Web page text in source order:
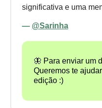
significativa e uma
— @Sarinha
🦋 Para enviar um
Queremos te
edição :)